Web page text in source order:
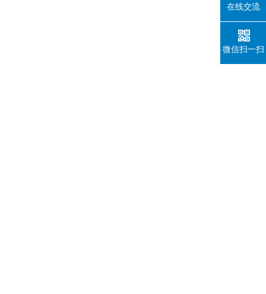
在线交流
微信扫一扫